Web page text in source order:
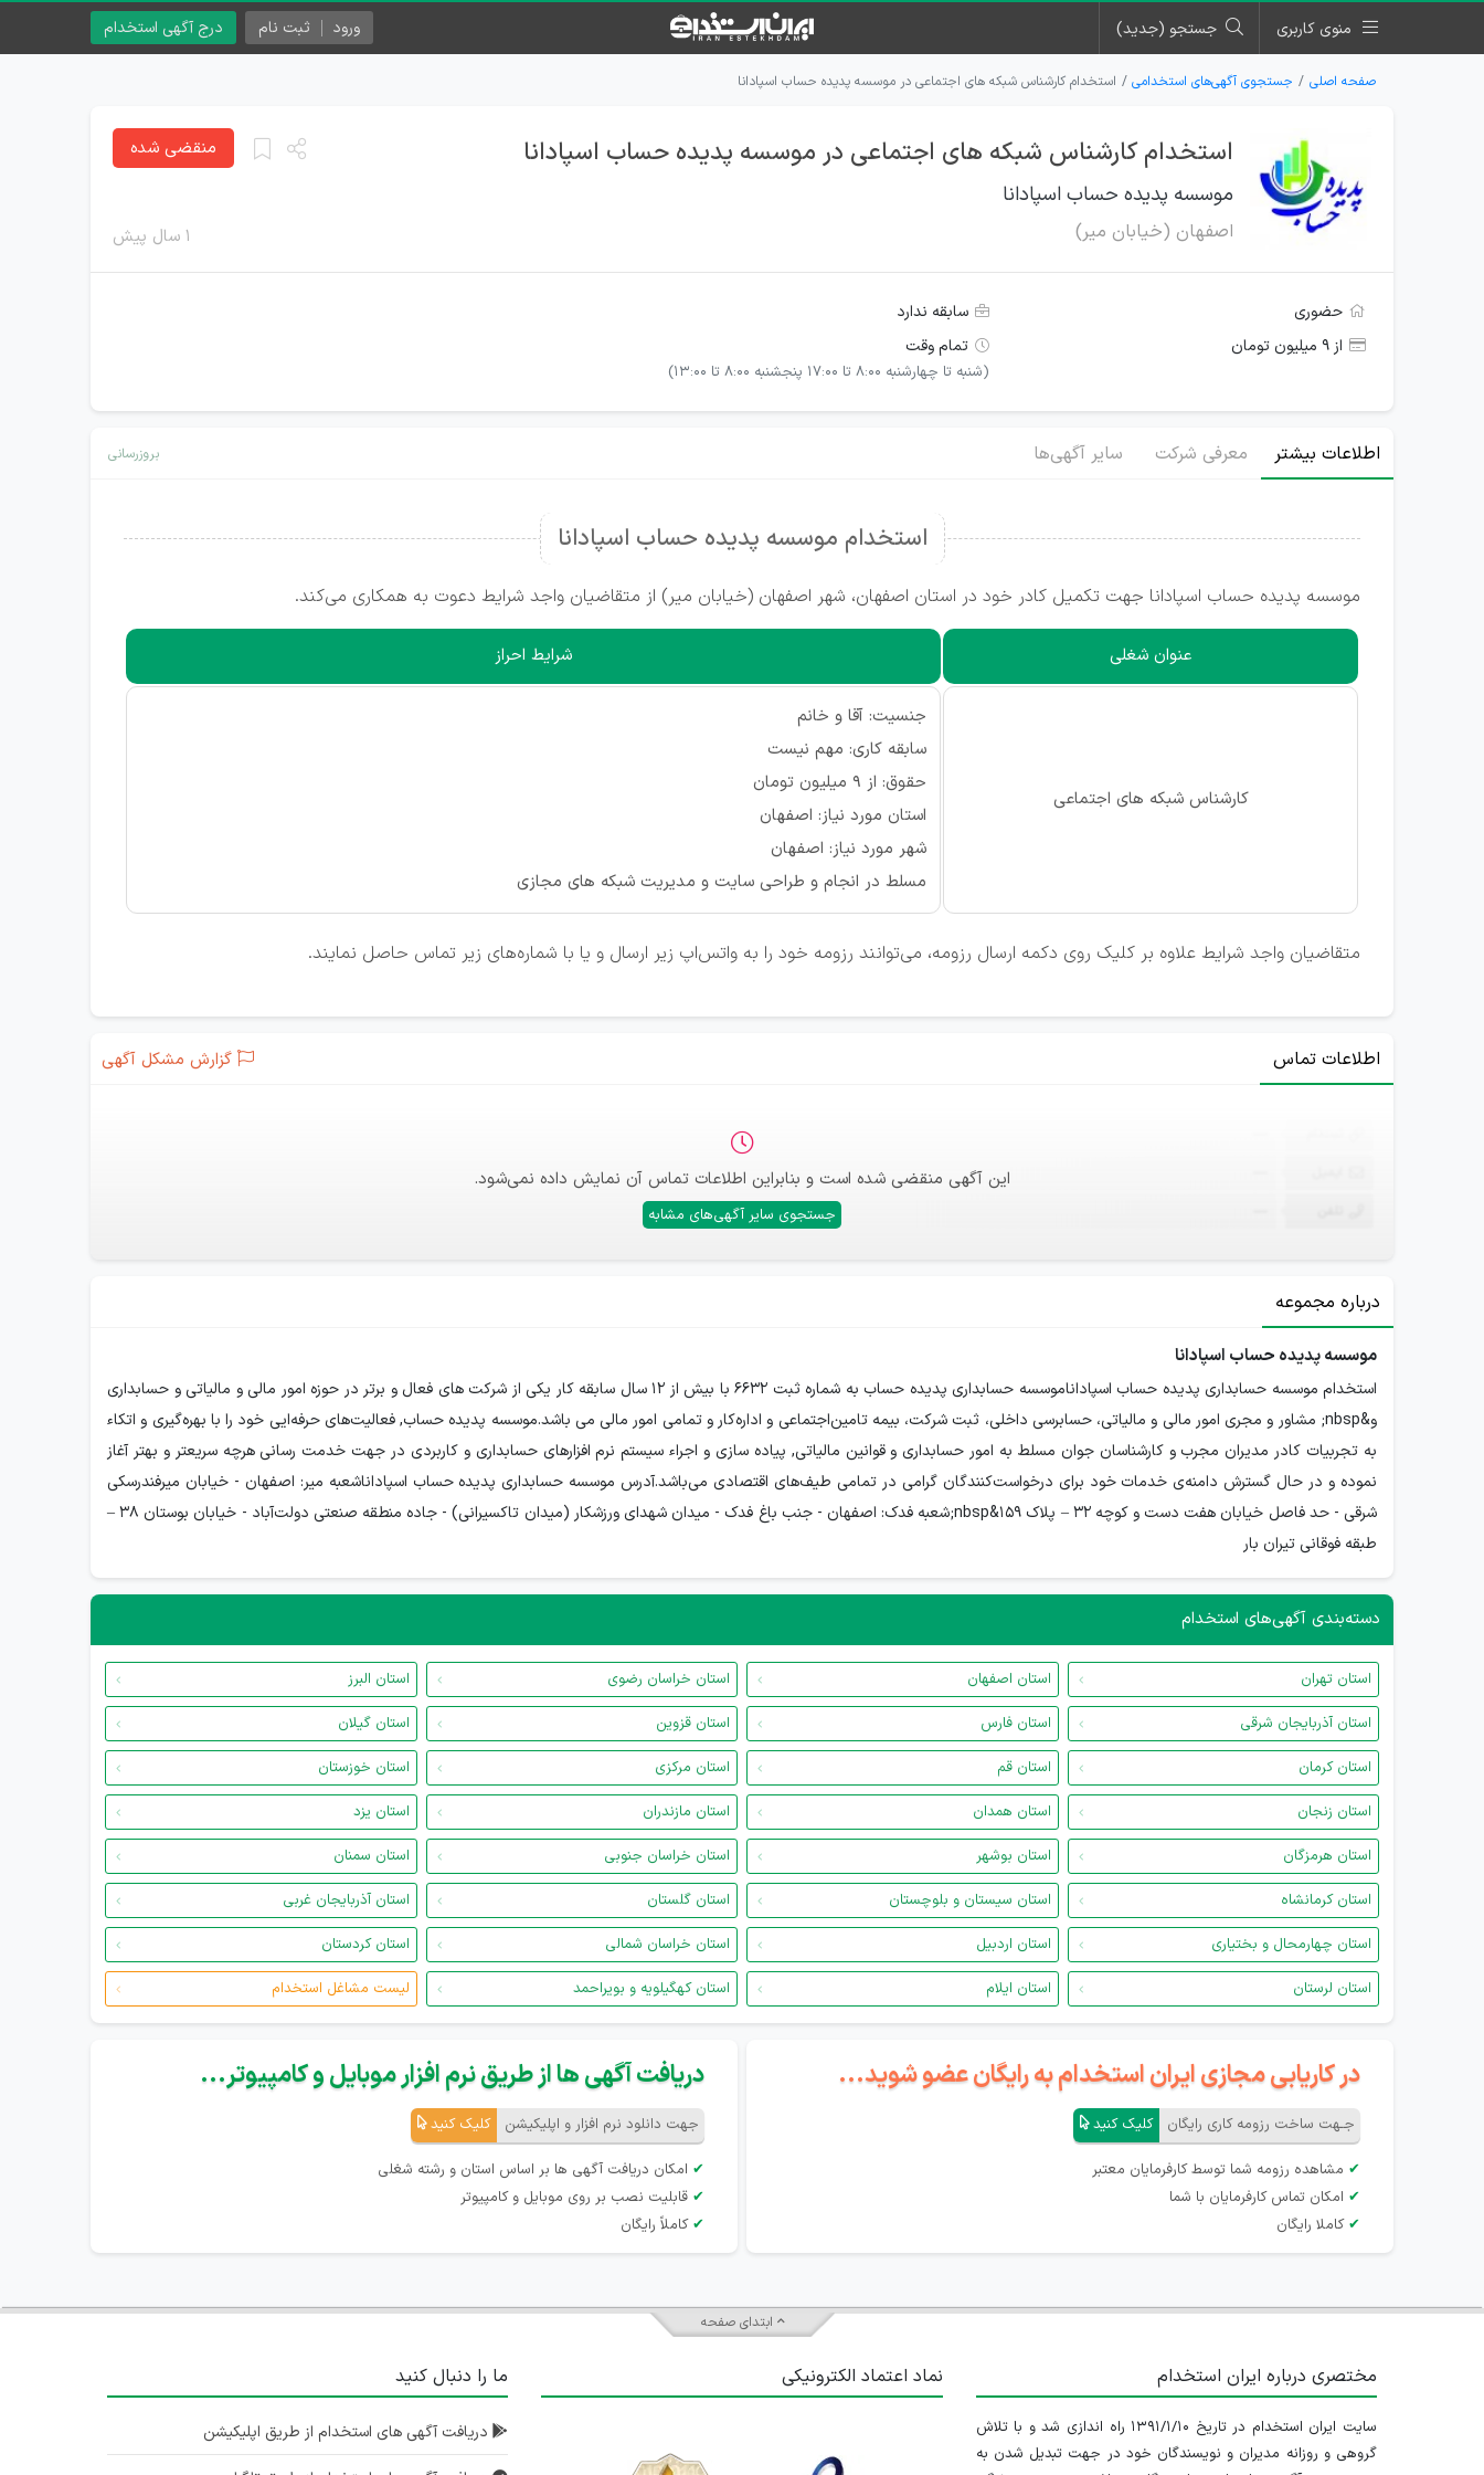
منوی کاربری جستجو (جدید) درج آگهی استخدام ورود ثبت نام
صفحه اصلی جستجوی آگهی‌های استخدامی استخدام کارشناس شبکه های اجتماعی در موسسه پدیده حساب اسپادانا
استخدام کارشناس شبکه های اجتماعی در موسسه پدیده حساب اسپادانا
موسسه پدیده حساب اسپادانا
اصفهان (خیابان میر) ۱ سال پیش
منقضی شده
حضوری
سابقه ندارد
از ۹ میلیون تومان
تمام وقت
(شنبه تا چهارشنبه 8:00 تا 17:00 پنجشنبه 8:00 تا 13:00)
اطلاعات بیشتر معرفی شرکت سایر آگهی‌ها بروزرسانی
استخدام موسسه پدیده حساب اسپادانا
موسسه پدیده حساب اسپادانا جهت تکمیل کادر خود در استان اصفهان، شهر اصفهان (خیابان میر) از متقاضیان واجد شرایط دعوت به همکاری می‌کند.
عنوان شغلی شرایط احراز
کارشناس شبکه های اجتماعی
جنسیت: آقا و خانم
سابقه کاری: مهم نیست
حقوق: از ۹ میلیون تومان
استان مورد نیاز: اصفهان
شهر مورد نیاز: اصفهان
مسلط در انجام و طراحی سایت و مدیریت شبکه های مجازی
متقاضیان واجد شرایط علاوه بر کلیک روی دکمه ارسال رزومه، می‌توانند رزومه خود را به واتس‌اپ زیر ارسال و یا با شماره‌های زیر تماس حاصل نمایند.
اطلاعات تماس گزارش مشکل آگهی
این آگهی منقضی شده است و بنابراین اطلاعات تماس آن نمایش داده نمی‌شود.
جستجوی سایر آگهی‌های مشابه
درباره مجموعه
موسسه پدیده حساب اسپادانا
استخدام موسسه حسابداری پدیده حساب اسپاداناموسسه حسابداری پدیده حساب به شماره ثبت 6632 با بیش از 12 سال سابقه کار یکی از شرکت های فعال و برتر در حوزه امور مالی و مالیاتی و حسابداری
و&nbsp; مشاور و مجری امور مالی و مالیاتی، حسابرسی داخلی، ثبت شرکت، بیمه تامین‌اجتماعی و اداره‌کار و تمامی امور مالی می باشد.موسسه پدیده حساب, فعالیت‌های حرفه‌ایی خود را با بهره‌گیری و اتکاء
به تجربیات کادر مدیران مجرب و کارشناسان جوان مسلط به امور حسابداری و قوانین مالیاتی, پیاده سازی و اجراء سیستم نرم افزارهای حسابداری و کاربردی در جهت خدمت رسانی هرچه سریعتر و بهتر آغاز
نموده و در حال گسترش دامنه‌ی خدمات خود برای درخواست‌کنندگان گرامی در تمامی طیف‌های اقتصادی می‌باشد.آدرس موسسه حسابداری پدیده حساب اسپاداناشعبه میر: اصفهان - خیابان میرفندرسکی
شرقی - حد فاصل خیابان هفت‌ دست و کوچه 32 – پلاک 159&nbsp;شعبه فدک: اصفهان - جنب باغ فدک - میدان شهدای ورزشکار (میدان تاکسیرانی) - جاده منطقه صنعتی دولت‌آباد - خیابان بوستان 38 –
طبقه فوقانی تیران بار
دسته‌بندی آگهی‌های استخدام
استان تهران استان اصفهان استان خراسان رضوی
استان البرز
استان آذربایجان شرقی
استان فارس استان قزوین
استان گیلان
استان کرمان
استان قم استان مرکزی
استان خوزستان
استان زنجان
استان همدان استان مازندران
استان یزد
استان هرمزگان
استان بوشهر استان خراسان جنوبی
استان سمنان
استان کرمانشاه
استان سیستان و بلوچستان استان گلستان
استان آذربایجان غربی
استان چهارمحال و بختیاری
استان اردبیل استان خراسان شمالی
استان کردستان
استان لرستان
استان ایلام استان کهگیلویه و بویراحمد لیست مشاغل استخدام
در کاریابی مجازی ایران استخدام به رایگان عضو شوید...
جـهت ساخت رزومه کاری رایگان کلیک کنید
✔ مشاهده رزومه شما توسط کارفرمایان معتبر
✔ امکان تماس کارفرمایان با شما
✔ کاملا رایگان
دریافت آگهی ها از طریق نرم افزار موبایل و کامپیوتر...
جهت دانلود نرم افزار و اپلیکیشن کلیک کنید
✔ امکان دریافت آگهی ها بر اساس استان و رشته شغلی
✔ قابلیت نصب بر روی موبایل و کامپیوتر
✔ کاملاً رایگان
ابتدای صفحه
مختصری درباره ایران استخدام
سایت ایران استخدام در تاریخ ۱۳۹۱/۱/۱۰ راه اندازی شد و با تلاش
گروهی و روزانه مدیران و نویسندگان خود در جهت تبدیل شدن به
نماد اعتماد الکترونیکی ما را دنبال کنید
دریافت آگهی های استخدام از طریق اپلیکیشن